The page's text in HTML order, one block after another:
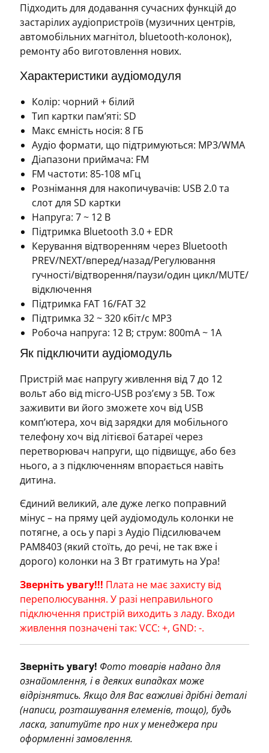
Підходить для додавання сучасних функцій до
застарілих аудіопристроїв (музичних центрів,
автомобільних магнітол, bluetooth-колонок),
ремонту або виготовлення нових.
Характеристики аудіомодуля
Колір: чорний + білий
Тип картки пам’яті: SD
Макс ємність носія: 8 ГБ
Аудіо формати, що підтримуються: MP3/WMA
Діапазони приймача: FM
FM частоти: 85-108 мГц
Рознімання для накопичувачів: USB 2.0 та
слот для SD картки
Напруга: 7 ~ 12 В
Підтримка Bluetooth 3.0 + EDR
Керування відтворенням через Bluetooth
PREV/NEXT/вперед/назад/Регулювання
гучності/відтворення/паузи/один цикл/MUTE/
відключення
Підтримка FAT 16/FAT 32
Підтримка 32 ~ 320 кбіт/с MP3
Робоча напруга: 12 В; струм: 800mA ~ 1A
Як підключити аудіомодуль
Пристрій має напругу живлення від 7 до 12
вольт або від micro-USB роз’єму з 5В. Тож
заживити ви його зможете хоч від USB
комп’ютера, хоч від зарядки для мобільного
телефону хоч від літієвої батареї через
перетворювач напруги, що підвищує, або без
нього, а з підключенням впорається навіть
дитина.
Єдиний великий, але дуже легко поправний
мінус – на пряму цей аудіомодуль колонки не
потягне, а ось у парі з Аудіо Підсилювачем
PAM8403 (який стоїть, до речі, не так вже і
дорого) колонки на 3 Вт гратимуть на Ура!
Зверніть увагу!!! Плата не має захисту від
переполюсування. У разі неправильного
підключення пристрій виходить з ладу. Входи
живлення позначені так: VCC: +, GND: -.
Зверніть увагу! Фото товарів надано для
ознайомлення, і в деяких випадках може
відрізнятись. Якщо для Вас важливі дрібні деталі
(написи, розташування елеменів, тощо), будь
ласка, запитуйте про них у менеджера при
оформленні замовлення.